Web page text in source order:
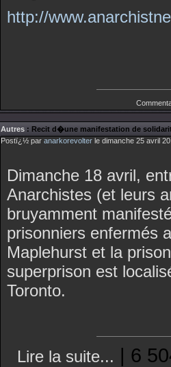
http://
Autres : Recit d�une manifestation de
Postï¿½ par anarkorevolter le dimanche 25 avril
Dimanche 18 avril,
Anarchistes (et leurs
bruyamment
prisonniers enfermés
Maplehurst et la
superprison est
Toronto.
Lire la suite... | 6